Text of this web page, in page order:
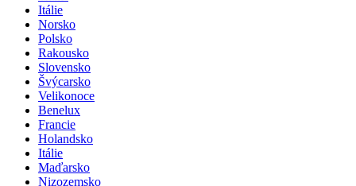
Itálie
Norsko
Polsko
Rakousko
Slovensko
Švýcarsko
Velikonoce
Benelux
Francie
Holandsko
Itálie
Maďarsko
Nizozemsko